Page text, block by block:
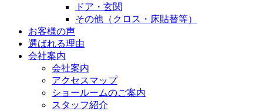
ドア・玄関
その他（クロス・床貼替等）
お客様の声
選ばれる理由
会社案内
会社案内
アクセスマップ
ショールームのご案内
スタッフ紹介